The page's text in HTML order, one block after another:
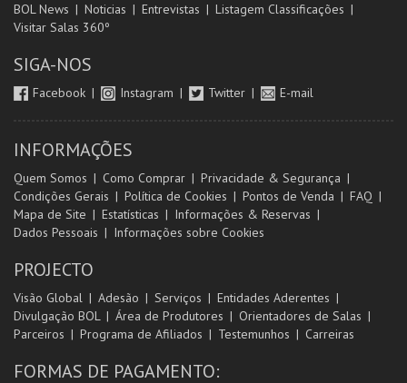
BOL News Noticias Entrevistas
Listagem Classificações
Visitar Salas 360º
SIGA-NOS
Facebook Instagram Twitter E-mail
INFORMAÇÕES
Quem Somos Como Comprar
Privacidade & Segurança
Condições Gerais
Política de Cookies Pontos de Venda
FAQ
Mapa de Site
Estatísticas
Informações & Reservas
Dados Pessoais
Informações sobre Cookies
PROJECTO
Visão Global Adesão Serviços
Entidades Aderentes
Divulgação BOL
Área de Produtores
Orientadores de Salas
Parceiros
Programa de Afiliados Testemunhos Carreiras
FORMAS DE PAGAMENTO: